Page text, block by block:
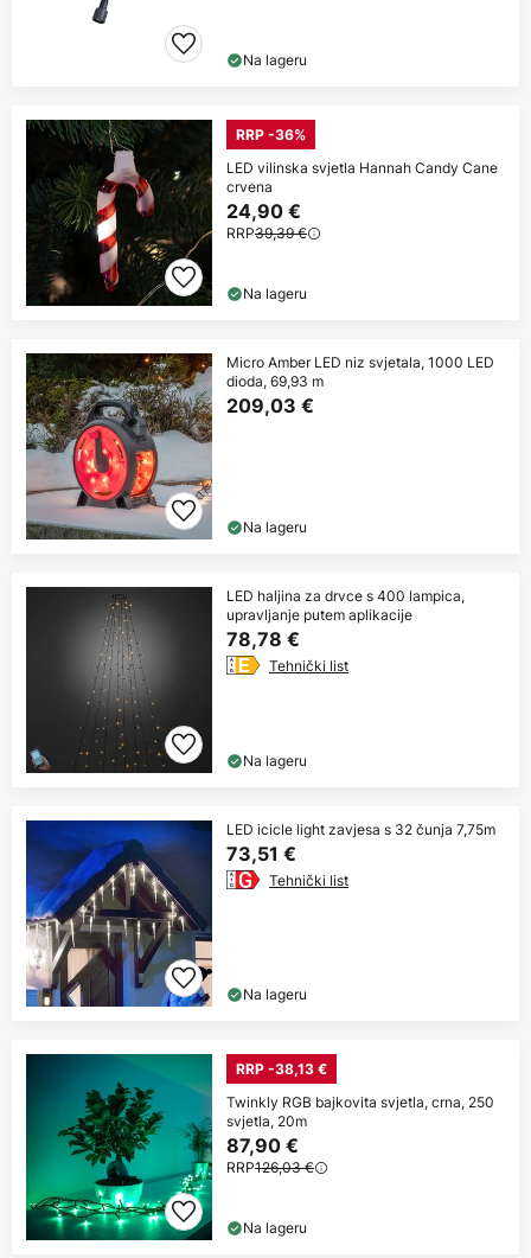
Na lageru
RRP -36%
LED vilinska svjetla Hannah Candy Cane
crvena
24,90 €
RRP39,39 €
Na lageru
Micro Amber LED niz svjetala, 1000 LED
dioda, 69,93 m
209,03 €
Na lageru
LED haljina za drvce s 400 lampica,
upravljanje putem aplikacije
78,78 €
Tehnički list
Na lageru
LED icicle light zavjesa s 32 čunja 7,75m
73,51 €
Tehnički list
Na lageru
RRP -38,13 €
Twinkly RGB bajkovita svjetla, crna, 250
svjetla, 20m
87,90 €
RRP126,03 €
Na lageru